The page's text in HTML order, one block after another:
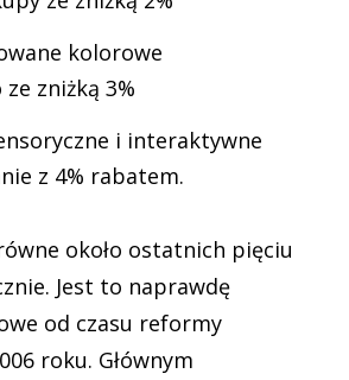
kolorowe
zniżką 3%
i interaktywne
z 4% rabatem.
około ostatnich pięciu
Jest to naprawdę
od czasu reformy
roku. Głównym